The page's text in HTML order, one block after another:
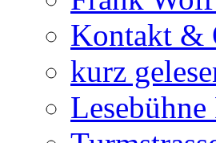
Kontakt &
kurz